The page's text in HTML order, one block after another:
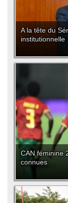
A la tête du
institutionnelle
CAN féminine
connues